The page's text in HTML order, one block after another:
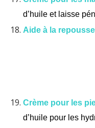
d’huile et laisse
Aide à la
Crème pour les
d’huile pour les